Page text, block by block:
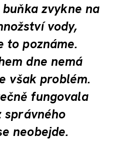
zvykne na
vody,
to poznáme.
dne nemá
však problém.
fungovala
správného
neobejde.